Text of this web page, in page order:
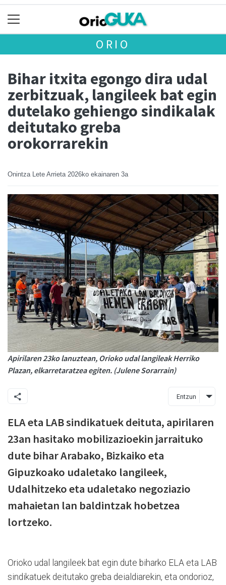
ORIO
Bihar itxita egongo dira udal
zerbitzuak, langileek bat egin
dutelako gehiengo sindikalak
deitutako greba
orokorrarekin
Onintza Lete Arrieta 2026ko ekainaren 3a
Apirilaren 23ko lanuztean, Orioko udal langileak Herriko
Plazan, elkarretaratzea egiten. (Julene Sorarrain)
Entzun
ELA eta LAB sindikatuek deituta, apirilaren
23an hasitako mobilizazioekin jarraituko
dute bihar Arabako, Bizkaiko eta
Gipuzkoako udaletako langileek,
Udalhitzeko eta udaletako negoziazio
mahaietan lan baldintzak hobetzea
lortzeko.
Orioko udal langileek bat egin dute biharko ELA eta LAB
sindikatuek deitutako greba deialdiarekin, eta ondorioz,